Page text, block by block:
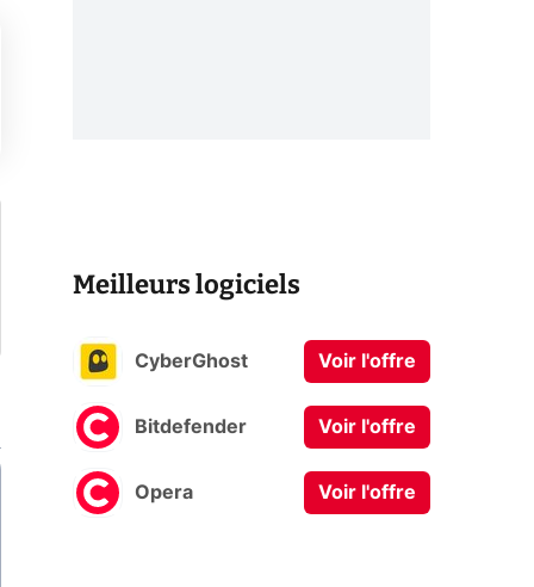
Meilleurs logiciels
CyberGhost Voir l'offre
Bitdefender Voir l'offre
Opera Voir l'offre